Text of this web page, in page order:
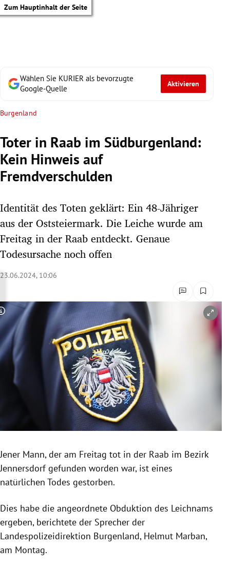
Zum Hauptinhalt der Seite
Untermenü
Untermenü
Untermenü
Untermenü
Untermenü
Wählen Sie KURIER als bevorzugte
Google-Quelle
Aktivieren
Burgenland
Toter in Raab im Südburgenland:
Kein Hinweis auf
Fremdverschulden
Identität des Toten geklärt: Ein 48-Jähriger
aus der Oststeiermark. Die Leiche wurde am
Freitag in der Raab entdeckt. Genaue
Todesursache noch offen
23.06.2024, 10:06
Copyright-Hinweis öffnen/schließen
Jener Mann, der am Freitag tot in der Raab im Bezirk
Jennersdorf gefunden worden war, ist eines
natürlichen Todes gestorben.
Dies habe die angeordnete Obduktion des Leichnams
ergeben, berichtete der Sprecher der
Landespolizeidirektion Burgenland, Helmut Marban,
am Montag.